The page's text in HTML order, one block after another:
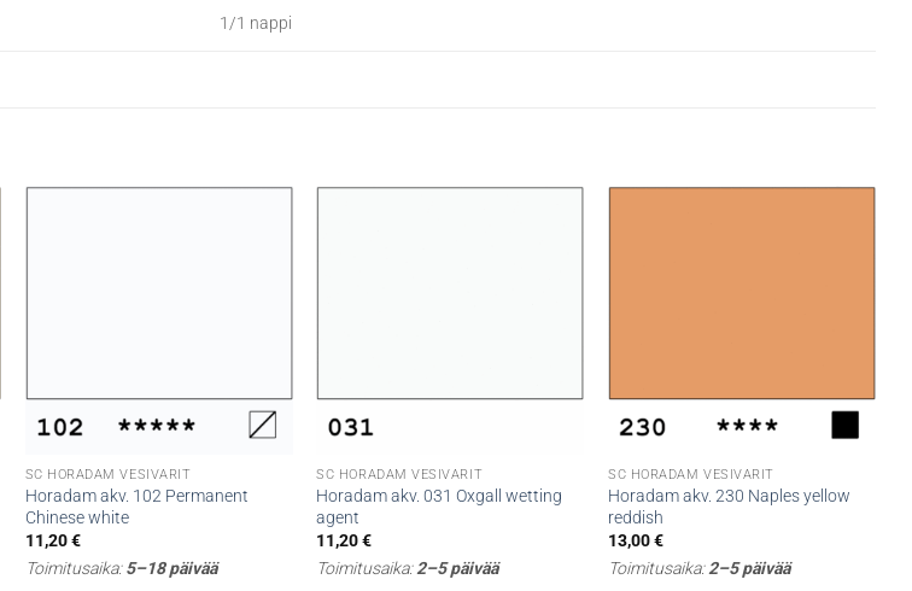
1/1 nappi
SC HORADAM VESIVÄRIT
Horadam akv. 102 Permanent
Chinese white
11,20€
Toimitusaika:5–18 päivää
SC HORADAM VESIVÄRIT
Horadam akv. 031 Oxgall wetting
agent
11,20€
Toimitusaika:2–5 päivää
SC HORADAM VESIVÄRIT
Horadam akv. 230 Naples yellow
reddish
13,00€
Toimitusaika:2–5 päivää